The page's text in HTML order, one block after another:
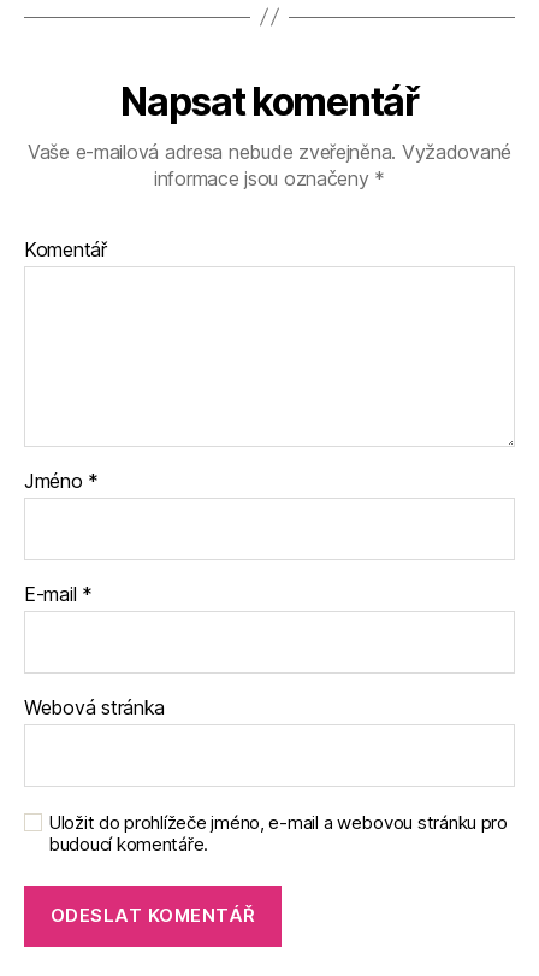
Napsat komentář
Vaše e-mailová adresa nebude zveřejněna. Vyžadované
informace jsou označeny *
Komentář
Jméno *
E-mail *
Webová stránka
Uložit do prohlížeče jméno, e-mail a webovou stránku pro
budoucí komentáře.